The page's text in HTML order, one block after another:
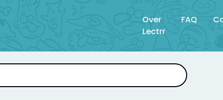
Over
Lectrr
FAQ